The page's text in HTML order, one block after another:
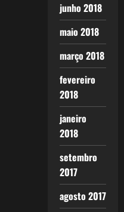
junho 2018
maio 2018
março 2018
fevereiro
2018
janeiro
2018
setembro
2017
agosto 2017